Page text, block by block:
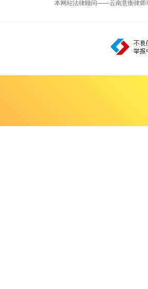
本网站法律顾问——云南意衡律师